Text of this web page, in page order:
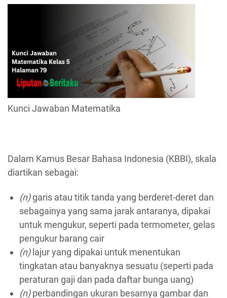
Kunci Jawaban Matematika
Dalam Kamus Besar Bahasa Indonesia (KBBI), skala
diartikan sebagai:
(n)garis atau titik tanda yang berderet-deret dan
sebagainya yang sama jarak antaranya, dipakai
untuk mengukur, seperti pada termometer, gelas
pengukur barang cair
(n) lajur yang dipakai untuk menentukan
tingkatan atau banyaknya sesuatu (seperti pada
peraturan gaji dan pada daftar bunga uang)
(n)perbandingan ukuran besarnya gambar dan